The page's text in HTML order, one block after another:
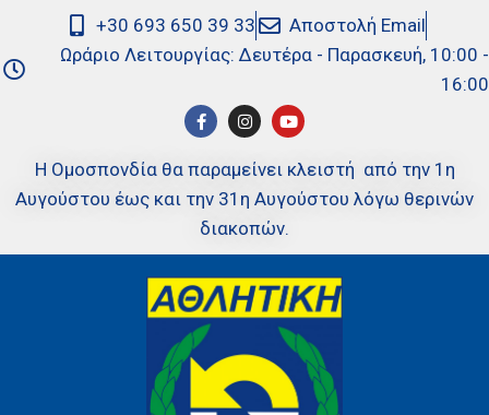
+30 693 650 39 33
Αποστολή Email
Ωράριο Λειτουργίας: Δευτέρα - Παρασκευή, 10:00 -
16:00
Η Ομοσπονδία θα παραμείνει κλειστή από την 1η
Αυγούστου έως και την 31η Αυγούστου λόγω θερινών
διακοπών.